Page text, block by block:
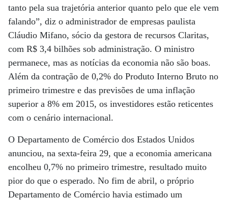
tanto pela sua trajetória anterior quanto pelo que ele vem
falando”, diz o administrador de empresas paulista
Cláudio Mifano, sócio da gestora de recursos Claritas,
com R$ 3,4 bilhões sob administração. O ministro
permanece, mas as notícias da economia não são boas.
Além da contração de 0,2% do Produto Interno Bruto no
primeiro trimestre e das previsões de uma inflação
superior a 8% em 2015, os investidores estão reticentes
com o cenário internacional.
O Departamento de Comércio dos Estados Unidos
anunciou, na sexta-feira 29, que a economia americana
encolheu 0,7% no primeiro trimestre, resultado muito
pior do que o esperado. No fim de abril, o próprio
Departamento de Comércio havia estimado um